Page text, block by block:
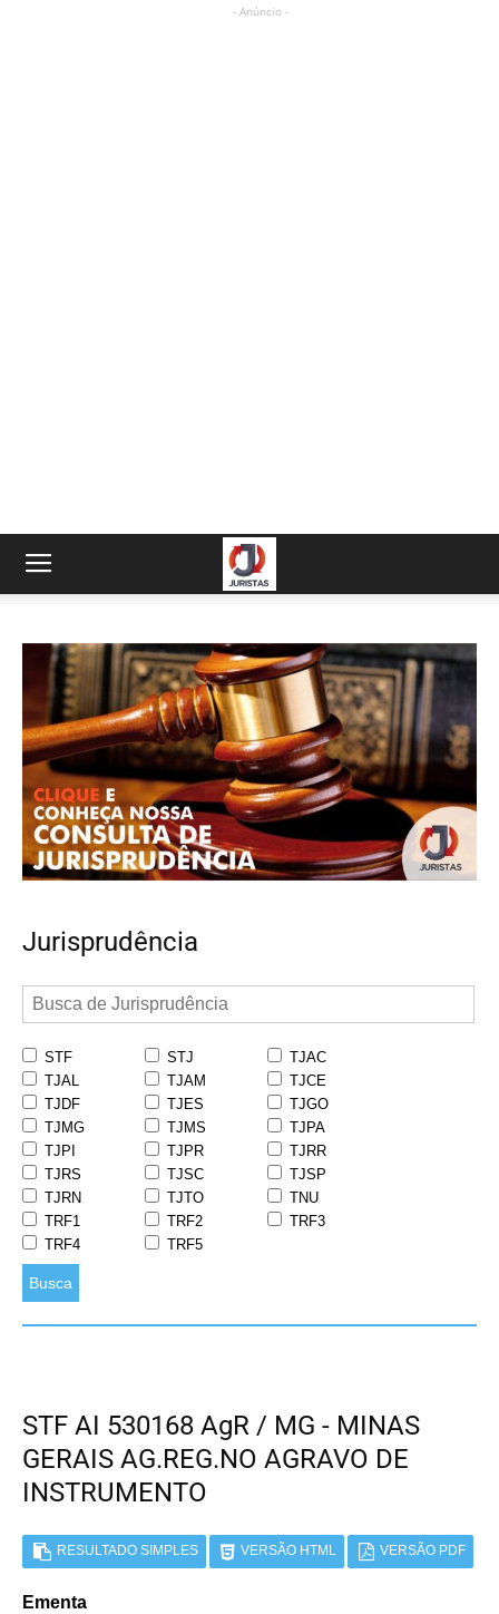
- Anúncio -
Jurisprudência
STF STJ
TJAC
TJAL
TJAM
TJCE
TJDF
TJES
TJGO
TJMG
TJMS
TJPA
TJPI
TJPR
TJRR
TJRS
TJSC
TJSP
TJRN
TJTO
TNU
TRF1
TRF2
TRF3
TRF4
TRF5
Busca
STF AI 530168 AgR / MG - MINAS
GERAIS AG.REG.NO AGRAVO DE
INSTRUMENTO
RESULTADO SIMPLES VERSÃO HTML VERSÃO PDF
Ementa